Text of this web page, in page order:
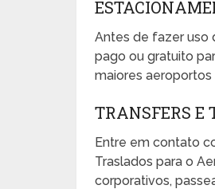
Antes de fazer uso
pago ou gratuito
maiores aeroportos
TRANSFERS E
Entre em contato
Traslados para o
corporativos,